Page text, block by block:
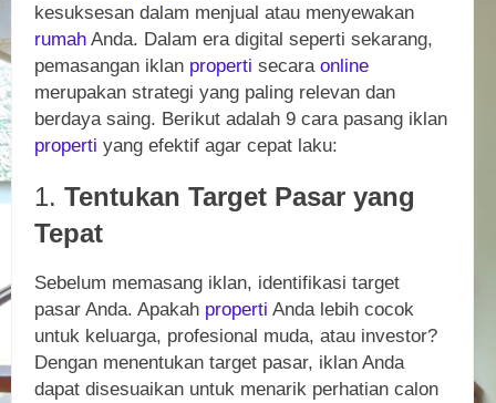
kesuksesan dalam menjual atau menyewakan
rumah Anda. Dalam era digital seperti sekarang,
pemasangan iklan properti secara online
merupakan strategi yang paling relevan dan
berdaya saing. Berikut adalah 9 cara pasang iklan
properti yang efektif agar cepat laku:
1. Tentukan Target Pasar yang
Tepat
Sebelum memasang iklan, identifikasi target
pasar Anda. Apakah properti Anda lebih cocok
untuk keluarga, profesional muda, atau investor?
Dengan menentukan target pasar, iklan Anda
dapat disesuaikan untuk menarik perhatian calon